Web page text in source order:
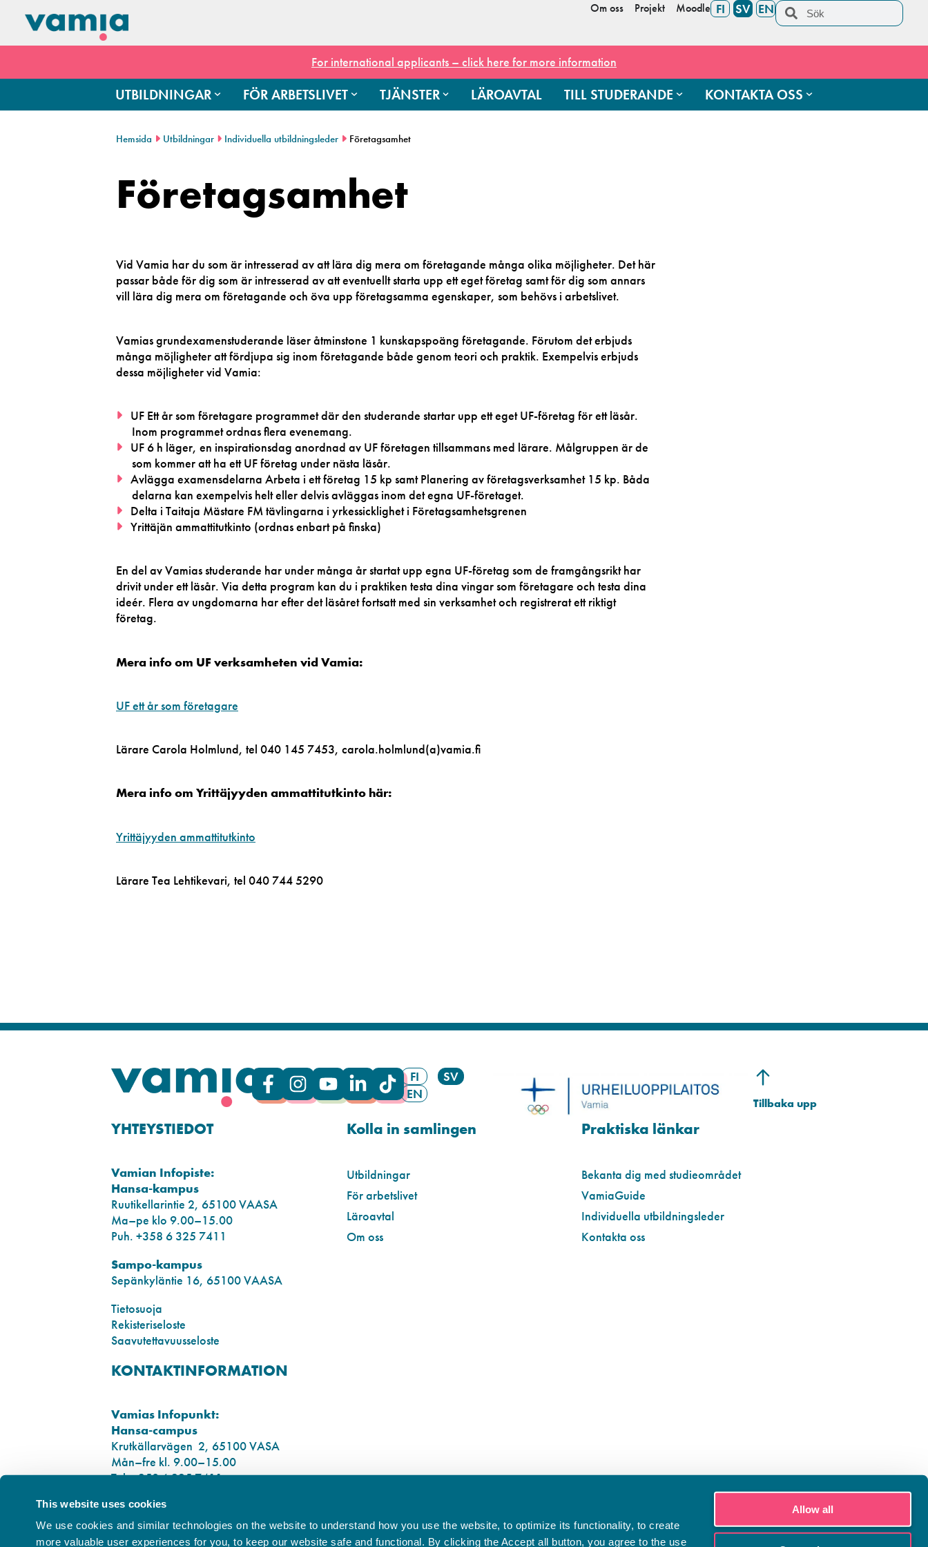
This website uses cookies
We use cookies and similar technologies on the website to understand how you use the website, to optimize its functionality, to create
more valuable user experiences for you, to keep our website safe and functional. By clicking the Accept all button, you agree to the use
Allow all
Om oss Projekt Moodle FI SV EN
For international applicants – click here for more information
UTBILDNINGAR FÖR ARBETSLIVET TJÄNSTER LÄROAVTAL TILL STUDERANDE KONTAKTA OSS
Hemsida Utbildningar Individuella utbildningsleder Företagsamhet
Företagsamhet
Vid Vamia har du som är intresserad av att lära dig mera om företagande många olika möjligheter. Det här
passar både för dig som är intresserad av att eventuellt starta upp ett eget företag samt för dig som annars
vill lära dig mera om företagande och öva upp företagsamma egenskaper, som behövs i arbetslivet.
Vamias grundexamenstuderande läser åtminstone 1 kunskapspoäng företagande. Förutom det erbjuds
många möjligheter att fördjupa sig inom företagande både genom teori och praktik. Exempelvis erbjuds
dessa möjligheter vid Vamia:
UF Ett år som företagare programmet där den studerande startar upp ett eget UF-företag för ett läsår.
Inom programmet ordnas flera evenemang.
UF 6 h läger, en inspirationsdag anordnad av UF företagen tillsammans med lärare. Målgruppen är de
som kommer att ha ett UF företag under nästa läsår.
Avlägga examensdelarna Arbeta i ett företag 15 kp samt Planering av företagsverksamhet 15 kp. Båda
delarna kan exempelvis helt eller delvis avläggas inom det egna UF-företaget.
Delta i Taitaja Mästare FM tävlingarna i yrkessicklighet i Företagsamhetsgrenen
Yrittäjän ammattitutkinto (ordnas enbart på finska)
En del av Vamias studerande har under många år startat upp egna UF-företag som de framgångsrikt har
drivit under ett läsår. Via detta program kan du i praktiken testa dina vingar som företagare och testa dina
ideér. Flera av ungdomarna har efter det läsåret fortsatt med sin verksamhet och registrerat ett riktigt
företag.
Mera info om UF verksamheten vid Vamia:
UF ett år som företagare
Lärare Carola Holmlund, tel 040 145 7453, carola.holmlund(a)vamia.fi
Mera info om Yrittäjyyden ammattitutkinto här:
Yrittäjyyden ammattitutkinto
Lärare Tea Lehtikevari, tel 040 744 5290
FI
SV
EN
YHTEYSTIEDOT
Vamian Infopiste:
Hansa-kampus
Ruutikellarintie 2, 65100 VAASA
Ma–pe klo 9.00–15.00
Puh. +358 6 325 7411
Sampo-kampus
Sepänkyläntie 16, 65100 VAASA
Tietosuoja
Rekisteriseloste
Saavutettavuusseloste
KONTAKTINFORMATION
Vamias Infopunkt:
Hansa-campus
Krutkällarvägen 2, 65100 VASA
Mån–fre kl. 9.00–15.00
Tel. +358 6 325 7411
Sampo-campus
Smedsbyvägen 16, 65100 VASA
Kolla in samlingen
Utbildningar
För arbetslivet
Läroavtal
Om oss
Praktiska länkar
Bekanta dig med studieområdet
VamiaGuide
Individuella utbildningsleder
Kontakta oss